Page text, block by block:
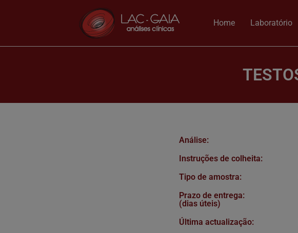
Home Laboratório
Análise:
Instruções de colheita:
Tipo de amostra:
Prazo de entrega:
(dias úteis)
Última actualização: